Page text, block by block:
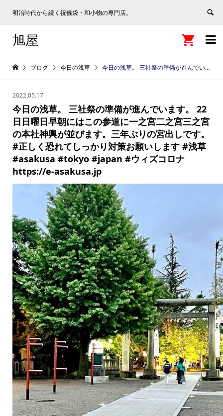
明治時代から続く祝儀袋・和小物の専門店。

旭屋 
ブログ 今日の浅草 今日の浅草。 三社祭の準備が進んでいます。 22日日曜日早朝にはこの参道に一之宮二之宮三之宮の本社神輿が並びます。三年ぶりの宮出しです。 #正しく恐れてしっかり対策お願いします #浅草 #asakusa #tokyo #japan #ウィズコロナ https://e-asakusa.jp
2022.05.17
今日の浅草。 三社祭の準備が進んでいます。 22
日日曜日早朝にはこの参道に一之宮二之宮三之宮
の本社神輿が並びます。三年ぶりの宮出しです。
#正しく恐れてしっかり対策お願いします #浅草
#asakusa #tokyo #japan #ウィズコロナ
https://e-asakusa.jp